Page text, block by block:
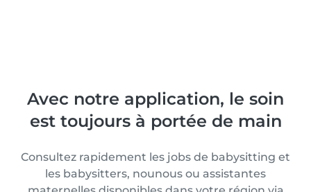
Avec notre application, le soin
est toujours à portée de main
Consultez rapidement les jobs de babysitting et
les babysitters, nounous ou assistantes